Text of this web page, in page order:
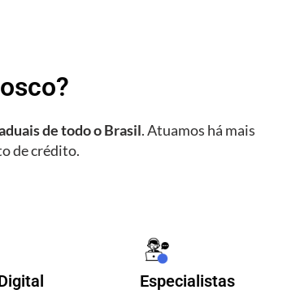
de todo o Brasil. Atuamos há mais
de crédito.
Especialistas